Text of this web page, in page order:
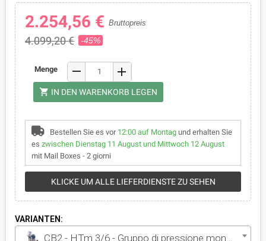
2.254,56 € Bruttopreis
4.099,20 € -45%
Menge remove add
shopping_cart IN DEN WARENKORB LEGEN
Bestellen Sie es vor 12:00 auf Montag und erhalten Sie
es zwischen Dienstag 11 August und Mittwoch 12 August
mit Mail Boxes - 2 giorni
KLICKE UM ALLE LIEFERDIENSTE ZU SEHEN
VARIANTEN:
CB2 - HTm 3/6 - Gruppo di pressione monofase da 2x2 HP